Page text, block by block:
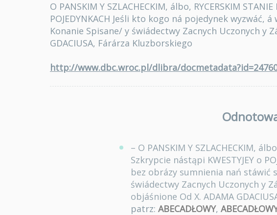
O PANSKIM Y SZLACHECKIM, álbo, RYCERSKIM
POJEDYNKACH Jeśli kto kogo ná pojedynek
Konanie Spisane/ y świádectwy Zacnych Uczonych y
GDACIUSA, Fárárza Kluzborskiego
http://www.dbc.wroc.pl/dlibra/
– O PANSKIM Y SZLACHECKIM,
Szkrypcie nástąpi KWESTYJEY o
bez obrázy sumnienia nań stáwić
świádectwy Zacnych Uczonych y
objáśnione Od X. ADAMA
patrz: ABECADŁOWY,